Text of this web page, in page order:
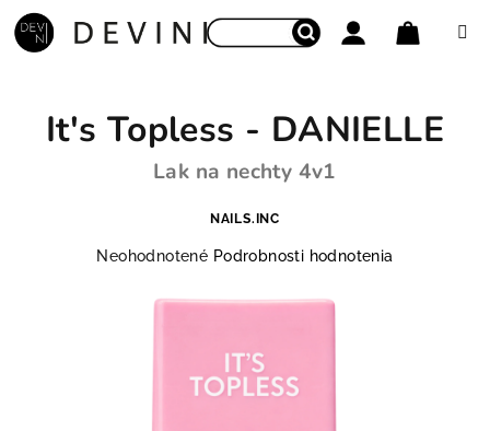
Prejsť na obsah
It's Topless - DANIELLE
Lak na nechty 4v1
NAILS.INC
Priemerné hodnotenie produktu je 0,0 z 5
Neohodnotené Podrobnosti hodnotenia